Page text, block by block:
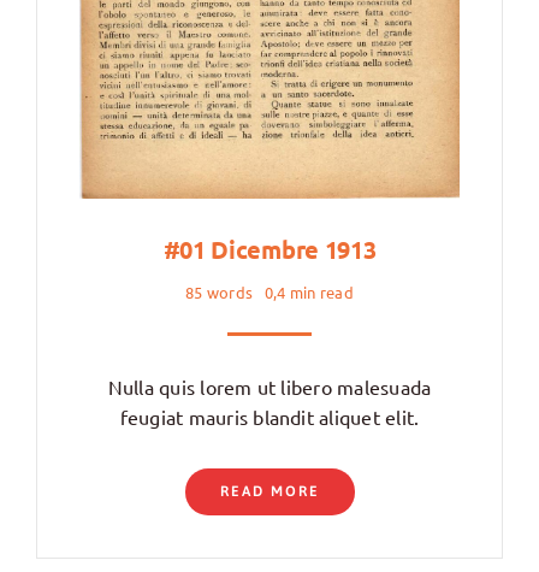
#01 Dicembre 1913
85 words 0,4 min read
Nulla quis lorem ut libero malesuada
feugiat mauris blandit aliquet elit.
READ MORE